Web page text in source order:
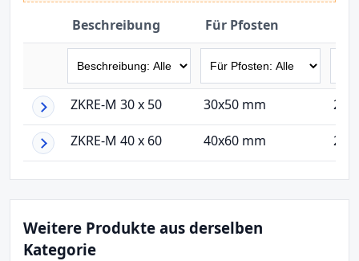
Beschreibung Für Pfosten
ZKRE-M 30 x 50 30x50 mm 25
ZKRE-M 40 x 60 40x60 mm 27
Weitere Produkte aus derselben
Kategorie